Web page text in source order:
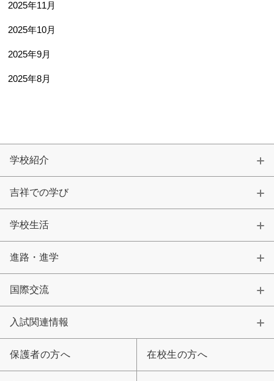
2025年11月
2025年10月
2025年9月
2025年8月
学校紹介
吉祥での学び
学校生活
進路・進学
国際交流
入試関連情報
保護者の方へ 在校生の方へ